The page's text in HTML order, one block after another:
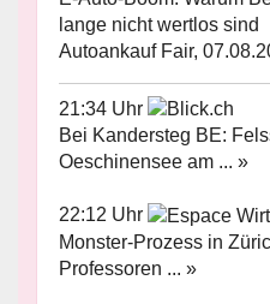
lange nicht wertlos sind
Autoankauf Fair,
21:34 Uhr
Bei Kandersteg BE:
Oeschinensee am ... »
22:12 Uhr
Monster-Prozess in
Professoren ... »